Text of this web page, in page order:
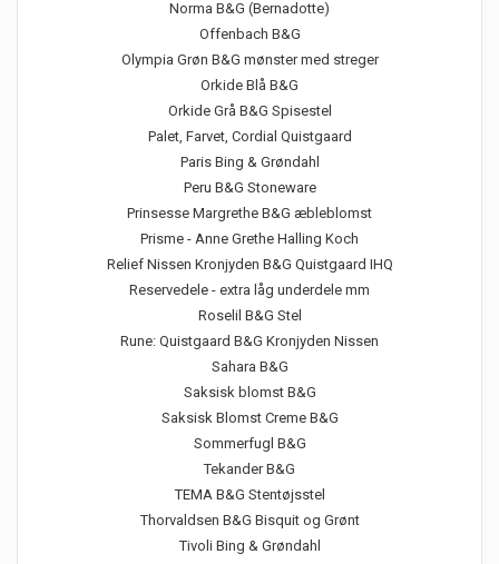
Norma B&G (Bernadotte)
Offenbach B&G
Olympia Grøn B&G mønster med streger
Orkide Blå B&G
Orkide Grå B&G Spisestel
Palet, Farvet, Cordial Quistgaard
Paris Bing & Grøndahl
Peru B&G Stoneware
Prinsesse Margrethe B&G æbleblomst
Prisme - Anne Grethe Halling Koch
Relief Nissen Kronjyden B&G Quistgaard IHQ
Reservedele - extra låg underdele mm
Roselil B&G Stel
Rune: Quistgaard B&G Kronjyden Nissen
Sahara B&G
Saksisk blomst B&G
Saksisk Blomst Creme B&G
Sommerfugl B&G
Tekander B&G
TEMA B&G Stentøjsstel
Thorvaldsen B&G Bisquit og Grønt
Tivoli Bing & Grøndahl